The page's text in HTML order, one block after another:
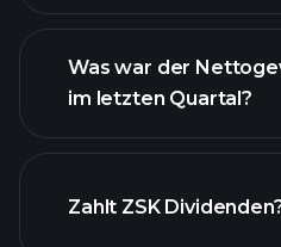
ZSK
Was war der
im letzten Quartal?
Zahlt ZSK